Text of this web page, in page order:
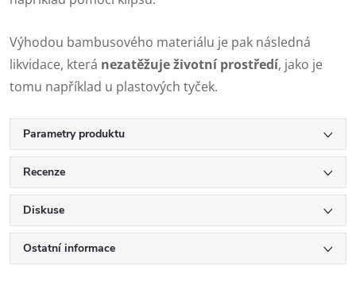
Výhodou bambusového materiálu je pak následná
likvidace, která nezatěžuje životní prostředí, jako je
tomu například u plastových tyček.
Parametry produktu
Recenze
Diskuse
Ostatní informace